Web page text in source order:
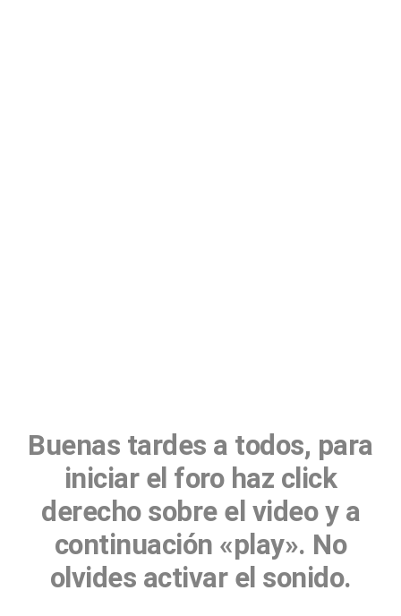
Buenas tardes a todos, para
iniciar el foro haz click
derecho sobre el video y a
continuación «play». No
olvides activar el sonido.